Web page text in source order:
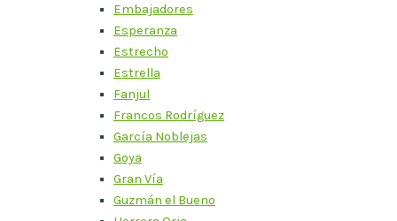
Embajadores
Esperanza
Estrecho
Estrella
Fanjul
Francos Rodríguez
García Noblejas
Goya
Gran Vía
Guzmán el Bueno